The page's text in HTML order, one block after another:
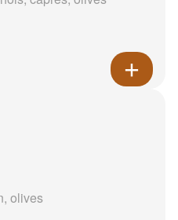
olives